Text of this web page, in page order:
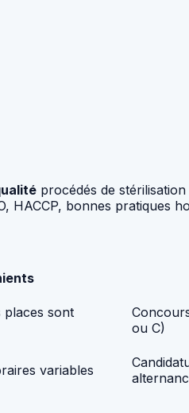
procédés de
HACCP, bonnes pratiques
places sont
ou C)
variables